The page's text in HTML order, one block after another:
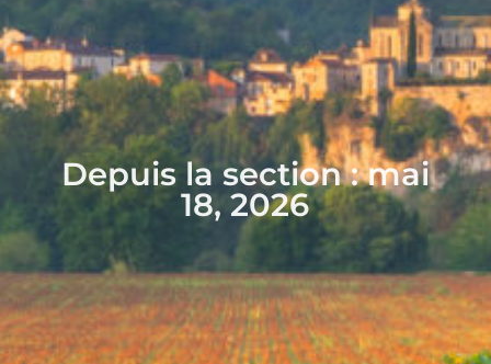
Depuis la section : mai
18, 2026